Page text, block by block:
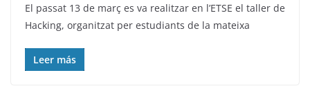
El passat 13 de març es va realitzar en l’ETSE el taller de
Hacking, organitzat per estudiants de la mateixa
Leer más